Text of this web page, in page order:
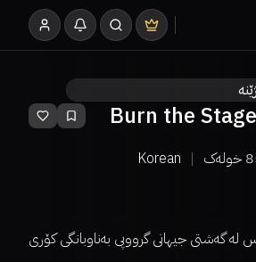
Burn the
خولەک Korean
لە گەشتی جیهانی گرووپی بەناوبانگی کۆری